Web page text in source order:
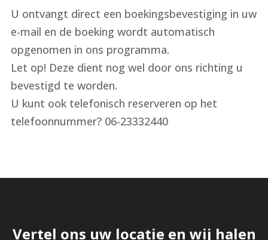
U ontvangt direct een boekingsbevestiging in uw
e-mail en de boeking wordt automatisch
opgenomen in ons programma.
Let op! Deze dient nog wel door ons richting u
bevestigd te worden.
U kunt ook telefonisch reserveren op het
telefoonnummer? 06-23332440
Vertel ons uw locatie en wij halen